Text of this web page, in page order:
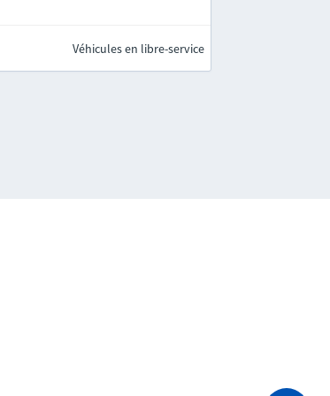
Véhicules en libre-service